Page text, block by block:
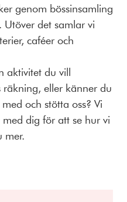
genom bössinsamling
Utöver det samlar vi
caféer och
aktivitet du vill
räkning, eller känner du
och stötta oss? Vi
dig för att se hur vi
mer.